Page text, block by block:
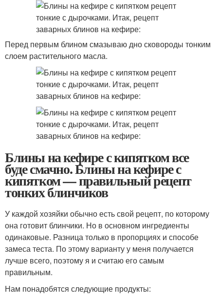
Перед первым блином смазываю дно сковороды тонким
слоем растительного масла.
Блины на кефире с кипятком все
буде смачно. Блины на кефире с
кипятком — правильный рецепт
тонких блинчиков
У каждой хозяйки обычно есть свой рецепт, по которому
она готовит блинчики. Но в основном ингредиенты
одинаковые. Разница только в пропорциях и способе
замеса теста. По этому варианту у меня получается
лучше всего, поэтому я и считаю его самым
правильным.
Нам понадобятся следующие продукты: